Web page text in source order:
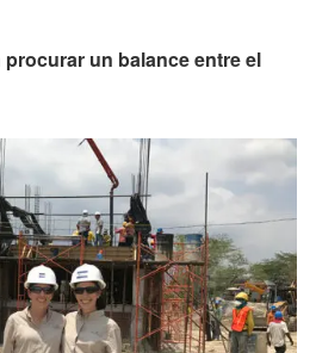
procurar un balance entre el